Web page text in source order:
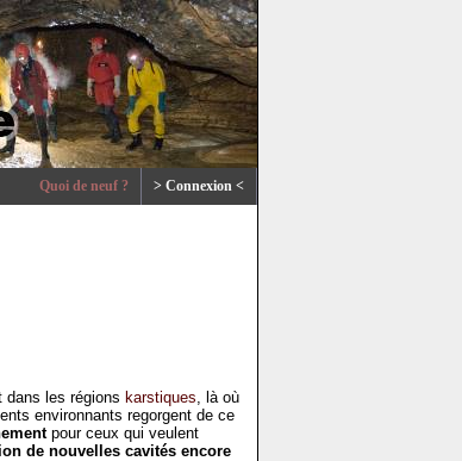
> Connexion <
Quoi de neuf ?
les régions karstiques, là où
environnants regorgent de ce
pour ceux qui veulent
de nouvelles cavités encore